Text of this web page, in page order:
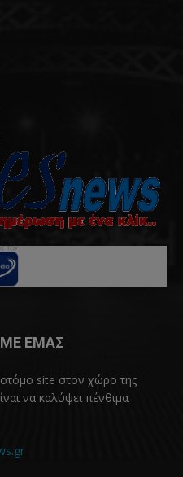
ΜΕ ΕΜΑΣ
site στον χώρο της
να καλύψει πένθιμα